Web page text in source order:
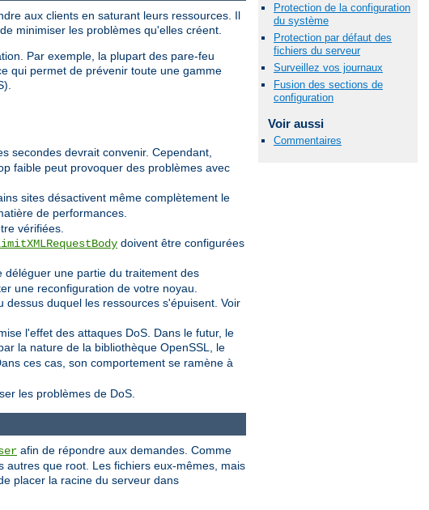
Protection de la configuration
du système
Protection par défaut des
fichiers du serveur
Surveillez vos journaux
Fusion des sections de
configuration
Voir aussi
Commentaires
aux clients en saturant leurs ressources. Il
minimiser les problèmes qu'elles créent.
Par exemple, la plupart des pare-feu
qui permet de prévenir toute une gamme
secondes devrait convenir. Cependant,
faible peut provoquer des problèmes avec
sites désactivent même complètement le
de performances.
vérifiées.
doivent être configurées
déléguer une partie du traitement des
une reconfiguration de votre noyau.
duquel les ressources s'épuisent. Voir
l'effet des attaques DoS. Dans le futur, le
la nature de la bibliothèque OpenSSL, le
ces cas, son comportement se ramène à
les problèmes de DoS.
afin de répondre aux demandes. Comme
autres que root. Les fichiers eux-mêmes, mais
placer la racine du serveur dans